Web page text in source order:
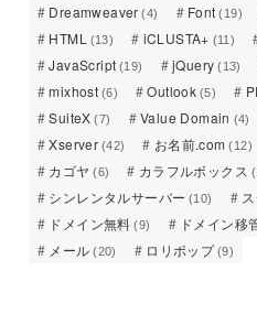
Dreamweaver (4) Font (19)
HTML (13) iCLUSTA+ (11)
JavaScript (19) jQuery (13)
mixhost (6) Outlook (5)
SuiteX (7) Value Domain (4)
Xserver (42) お名前.com (12)
カゴヤ (6) カラフルボックス
シンレンタルサーバー (10)
ドメイン無料 (9) ドメイン移
メール (20) ロリポップ (9)